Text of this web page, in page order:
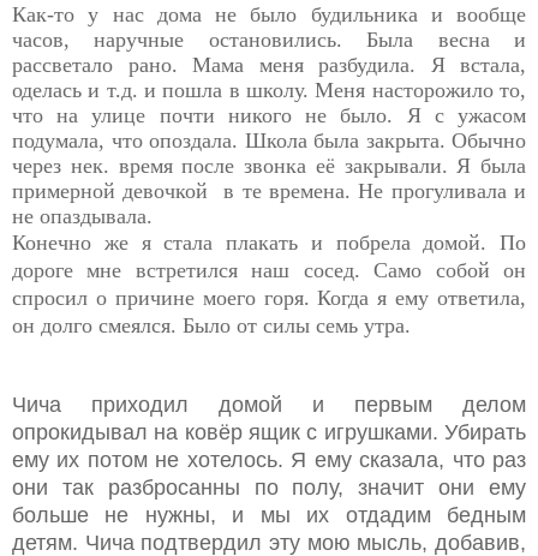
Как-то у нас дома не было будильника и вообще
часов, наручные остановились. Была весна и
рассветало рано. Мама меня разбудила. Я встала,
оделась и т.д. и пошла в школу. Меня насторожило то,
что на улице почти никого не было. Я с ужасом
подумала, что опоздала. Школа была закрыта. Обычно
через нек. время после звонка её закрывали. Я была
примерной девочкой в те времена. Не прогуливала и
не опаздывала.
Конечно же я стала плакать и побрела домой. По
дороге мне встретился наш сосед.Само собой он
спросил о причине моего горя. Когда я ему ответила,
он долго смеялся. Было от силы семь утра.
Чича приходил домой и первым делом
опрокидывал на ковёр ящик с игрушками. Убирать
ему их потом не хотелось. Я ему сказала, что раз
они так разбросанны по полу, значит они ему
больше не нужны, и мы их отдадим бедным
детям. Чича подтвердил эту мою мысль, добавив,